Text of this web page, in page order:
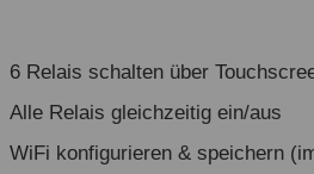
6 Relais schalten über
Alle Relais gleichzeitig ein/aus
WiFi konfigurieren & speichern